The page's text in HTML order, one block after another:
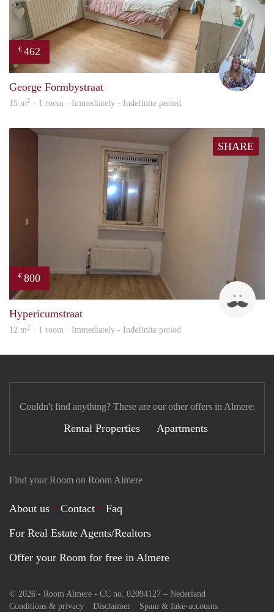
€ 462
Nina
George Formbystraat
15 m2 · 1 room · Immediately - Indefinite period
SHARE
€ 800
Hypericumstraat
12 m2 · 1 room · Immediately - Indefinite period
Find your Room on Room Almere
About us Contact
Faq
For Real Estate Agents/Realtors
Offer your Room for free in Almere
© 2026 - Room Almere - CC no. 02094127 – Nederland
Conditions & privacy
Disclaimer Spam & fake-accounts
Couldn't find anything? These are our other offers in Almere:
Rental Properties Apartments